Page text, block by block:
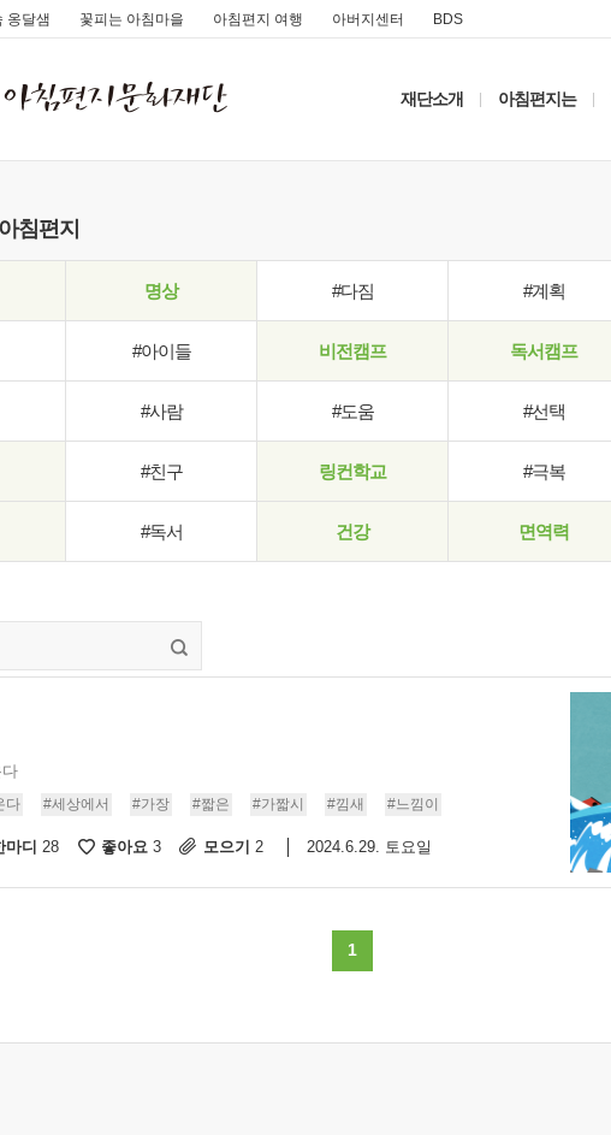
옹달샘 꽃피는 아침마을 아침편지 여행 아버지센터 BDS
재단소개 아침편지는
침편지
명상 #다짐 #계획
#아이들 비전캠프 독서캠프
#사람 #도움 #선택
#친구 링컨학교 #극복
#독서 건강 면역력
다 #세상에서 #가장 #짧은 #가짧시 #낌새 #느낌이
마디 28 좋아요 3 모으기 2 2024.6.29. 토요일
1